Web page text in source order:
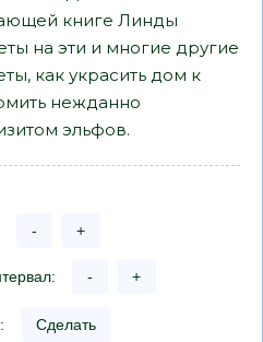
книге Линды
на эти и многие другие
как украсить дом к
нежданно
эльфов.
- +
- +
Сделать